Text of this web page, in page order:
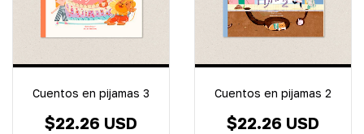
Cuentos en pijamas 3
$22.26 USD
Cuentos en pijamas 2
$22.26 USD